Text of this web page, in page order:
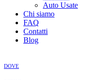
Auto Usate
Chi siamo
FAQ
Contatti
Blog
DOVE